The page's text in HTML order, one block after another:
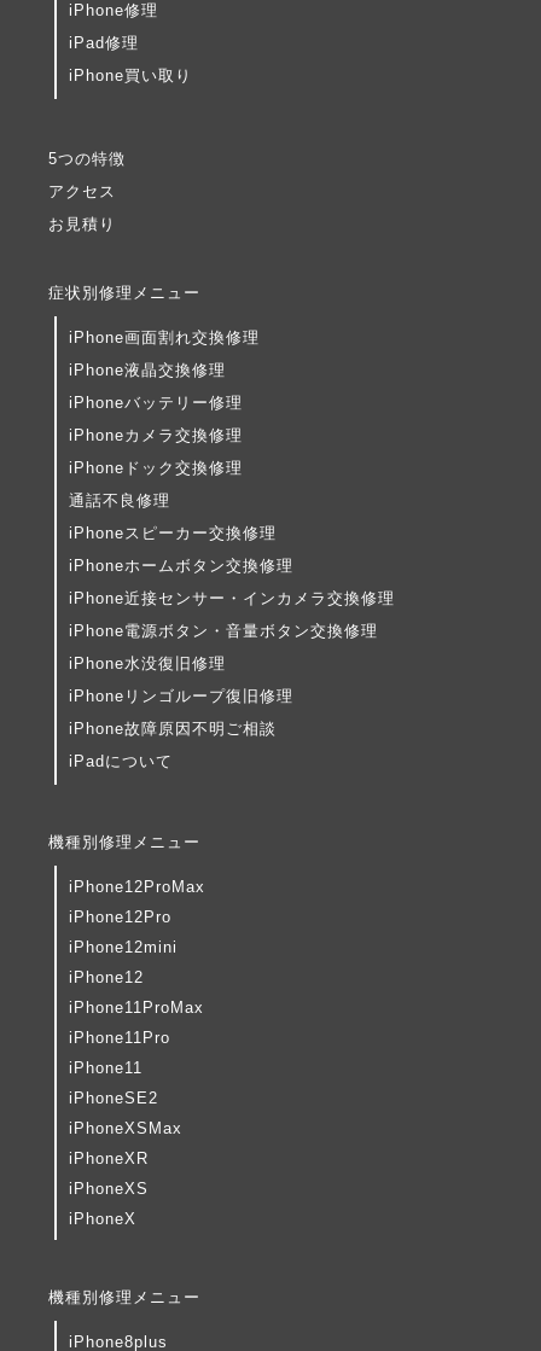
iPhone修理
iPad修理
iPhone買い取り
5つの特徴
アクセス
お見積り
症状別修理メニュー
iPhone画面割れ交換修理
iPhone液晶交換修理
iPhoneバッテリー修理
iPhoneカメラ交換修理
iPhoneドック交換修理
通話不良修理
iPhoneスピーカー交換修理
iPhoneホームボタン交換修理
iPhone近接センサー・インカメラ交換修理
iPhone電源ボタン・音量ボタン交換修理
iPhone水没復旧修理
iPhoneリンゴループ復旧修理
iPhone故障原因不明ご相談
iPadについて
機種別修理メニュー
iPhone12ProMax
iPhone12Pro
iPhone12mini
iPhone12
iPhone11ProMax
iPhone11Pro
iPhone11
iPhoneSE2
iPhoneXSMax
iPhoneXR
iPhoneXS
iPhoneX
機種別修理メニュー
iPhone8plus